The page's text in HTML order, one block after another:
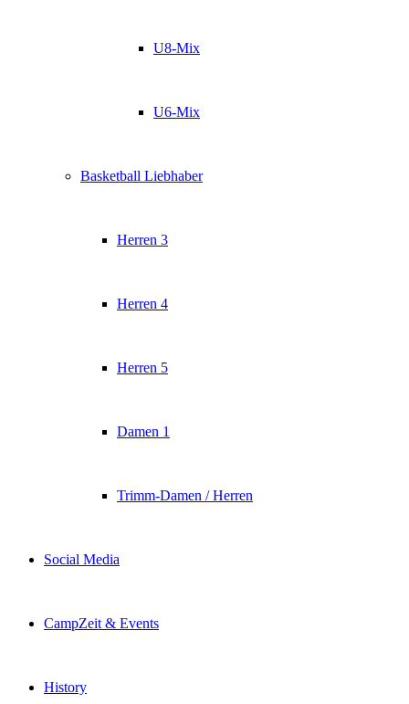
U8-Mix
U6-Mix
Basketball Liebhaber
Herren 3
Herren 4
Herren 5
Damen 1
Trimm-Damen / Herren
Social Media
CampZeit & Events
History